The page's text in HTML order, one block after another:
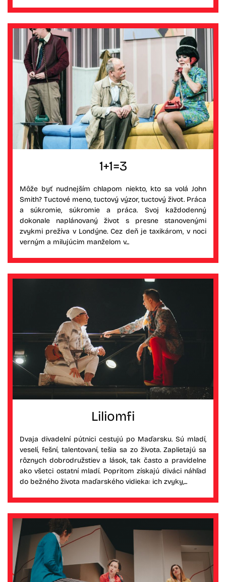
1+1=3
Môže byť nudnejším chlapom niekto, kto sa volá John
Smith? Tuctové meno, tuctový výzor, tuctový život. Práca
a súkromie, súkromie a práca. Svoj každodenný
dokonale naplánovaný život s presne stanovenými
zvykmi prežíva v Londýne. Cez deň je taxikárom, v noci
verným a milujúcim manželom v...
Liliomfi
Dvaja divadelní pútnici cestujú po Maďarsku. Sú mladí,
veselí, fešní, talentovaní, tešia sa zo života. Zaplietajú sa
rôznych dobrodružstiev a lások, tak často a pravidelne
ako všetci ostatní mladí. Popritom získajú diváci náhľad
do bežného života maďarského vidieka: ich zvyky,...